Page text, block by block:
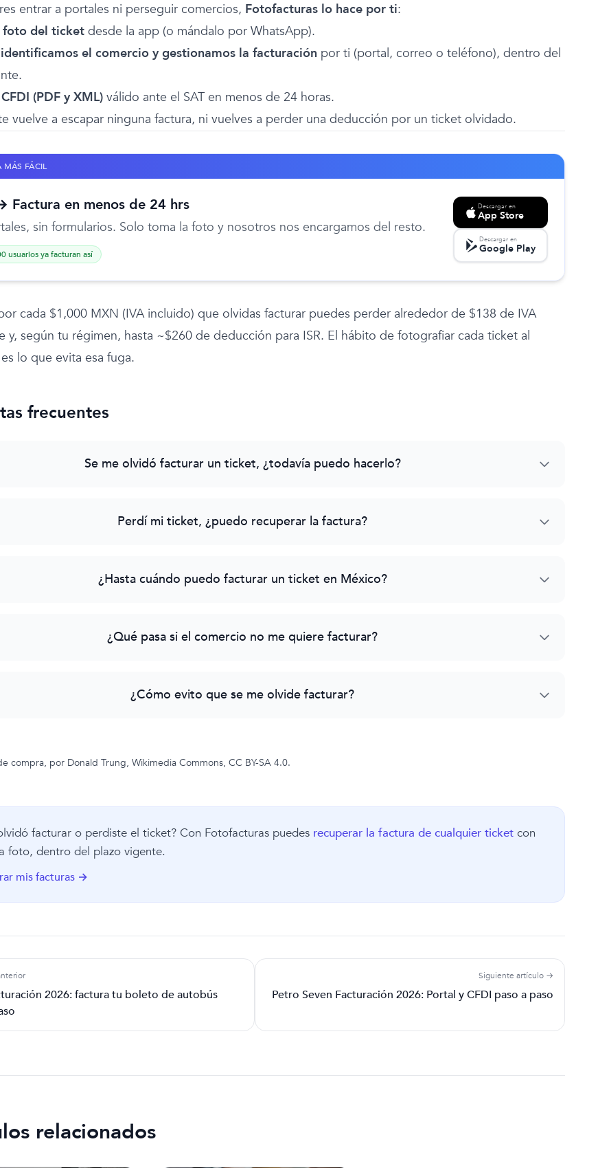
entrar a portales ni perseguir comercios, Fotofacturas lo hace por ti:
foto del ticket desde la app (o mándalo por WhatsApp).
el comercio y gestionamos la facturación por ti (portal, correo o teléfono), dentro del
(PDF y XML)válido ante el SAT en menos de 24 horas.
vuelve a escapar ninguna factura, ni vuelves a perder una deducción por un ticket olvidado.
MÁS FÁCIL
Factura en menos de 24 hrs
sin formularios. Solo toma la foto y nosotros nos encargamos del resto.
usuarios ya facturan así
Descargar en
App Store
Descargar en
Google Play
cada $1,000 MXN (IVA incluido) que olvidas facturar puedes perder alrededor de $138 de IVA
y, según tu régimen, hasta ~$260 de deducción para ISR. El hábito de fotografiar cada ticket al
lo que evita esa fuga.
frecuentes
Se me olvidó facturar un ticket, ¿todavía puedo hacerlo?
Perdí mi ticket, ¿puedo recuperar la factura?
¿Hasta cuándo puedo facturar un ticket en México?
¿Qué pasa si el comercio no me quiere facturar?
¿Cómo evito que se me olvide facturar?
compra, por Donald Trung, Wikimedia Commons, CC BY-SA 4.0.
facturar o perdiste el ticket? Con Fotofacturas puedes recuperar la factura de cualquier ticket con
foto, dentro del plazo vigente.
mis facturas →
2026: factura tu boleto de autobús
Siguiente artículo →
Petro Seven Facturación 2026: Portal y CFDI paso a paso
relacionados